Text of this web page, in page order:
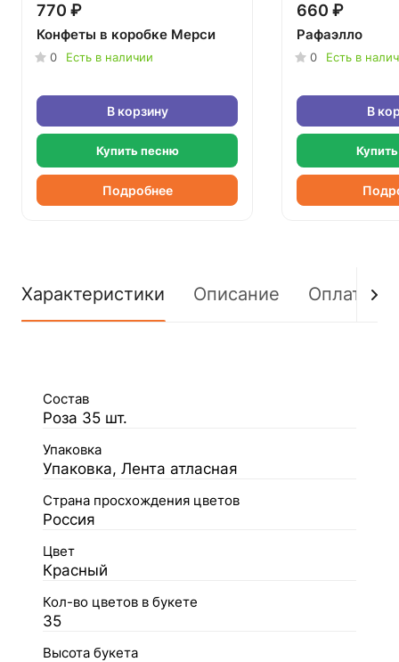
770 ₽
Конфеты в коробке Мерси
0 Есть в наличии
В корзину
Купить песню
Подробнее
660 ₽
Рафаэлло
0 Есть в
В
Характеристики Описание Оплата
Состав
Роза 35 шт.
Упаковка
Упаковка, Лента атласная
Страна просхождения цветов
Россия
Цвет
Красный
Кол-во цветов в букете
35
Высота букета